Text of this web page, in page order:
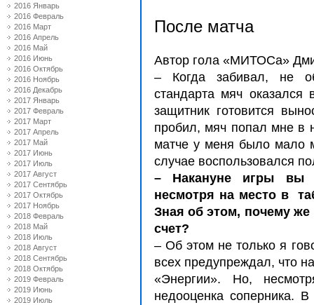
2016 Январь
2016 Февраль
2016 Март
2016 Апрель
2016 Май
2016 Июнь
2016 Октябрь
2016 Ноябрь
2016 Декабрь
2017 Январь
2017 Февраль
2017 Март
2017 Апрель
2017 Май
2017 Июнь
2017 Июль
2017 Август
2017 Сентябрь
2017 Октябрь
2017 Ноябрь
2018 Февраль
2018 Май
2018 Июль
2018 Август
2018 Сентябрь
2018 Октябрь
2019 Февраль
2019 Июнь
2019 Июль
После матча
Автор гола «МИТОСа»
– Когда забивал, не
стандарта мяч
защитник готовится
пробил, мяч попал мне в
матче у меня было мало
случае воспользовался
– Накануне игры вы
несмотря на место в
Зная об этом, почему
счет?
– Об этом не только я
всех предупреждал, что
«Энергии». Но,
недооценка соперника.